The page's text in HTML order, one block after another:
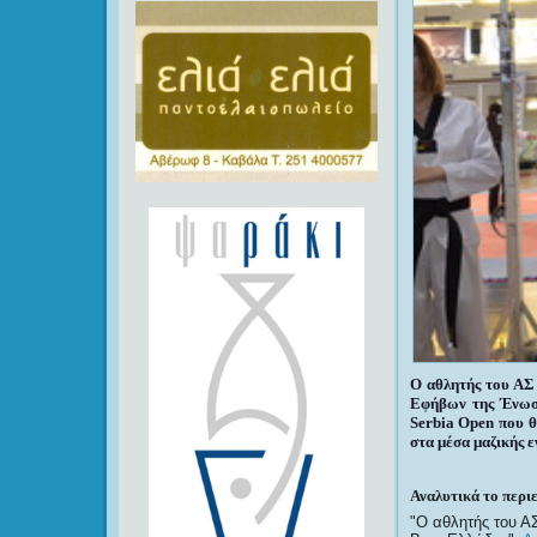
Ο αθλητής του
Εφήβων της
Serbia Open που
στα μέσα μαζικής
Αναλυτικά το
O αθλητής του